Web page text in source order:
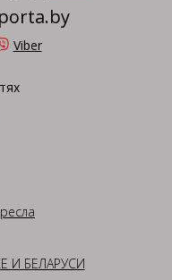
Viber
И БЕЛАРУСИ